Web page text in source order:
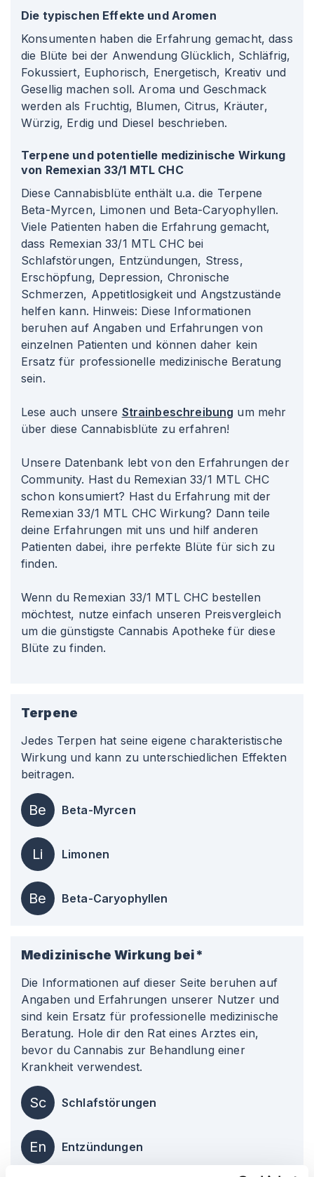
Die typischen Effekte und Aromen
Konsumenten haben die Erfahrung gemacht, dass
die Blüte bei der Anwendung Glücklich, Schläfrig,
Fokussiert, Euphorisch, Energetisch, Kreativ und
Gesellig machen soll. Aroma und Geschmack
werden als Fruchtig, Blumen, Citrus, Kräuter,
Würzig, Erdig und Diesel beschrieben.
Terpene und potentielle medizinische Wirkung
von Remexian 33/1 MTL CHC
Diese Cannabisblüte enthält u.a. die Terpene
Beta-Myrcen, Limonen und Beta-Caryophyllen.
Viele Patienten haben die Erfahrung gemacht,
dass Remexian 33/1 MTL CHC bei
Schlafstörungen, Entzündungen, Stress,
Erschöpfung, Depression, Chronische
Schmerzen, Appetitlosigkeit und Angstzustände
helfen kann. Hinweis: Diese Informationen
beruhen auf Angaben und Erfahrungen von
einzelnen Patienten und können daher kein
Ersatz für professionelle medizinische Beratung
sein.
Lese auch unsere Strainbeschreibung um mehr
über diese Cannabisblüte zu erfahren!
Unsere Datenbank lebt von den Erfahrungen der
Community. Hast du Remexian 33/1 MTL CHC
schon konsumiert? Hast du Erfahrung mit der
Remexian 33/1 MTL CHC Wirkung? Dann teile
deine Erfahrungen mit uns und hilf anderen
Patienten dabei, ihre perfekte Blüte für sich zu
finden.
Wenn du Remexian 33/1 MTL CHC bestellen
möchtest, nutze einfach unseren Preisvergleich
um die günstigste Cannabis Apotheke für diese
Blüte zu finden.
Terpene
Jedes Terpen hat seine eigene charakteristische
Wirkung und kann zu unterschiedlichen Effekten
beitragen.
Be Beta-Myrcen
Li Limonen
Be Beta-Caryophyllen
Medizinische Wirkung bei*
Die Informationen auf dieser Seite beruhen auf
Angaben und Erfahrungen unserer Nutzer und
sind kein Ersatz für professionelle medizinische
Beratung. Hole dir den Rat eines Arztes ein,
bevor du Cannabis zur Behandlung einer
Krankheit verwendest.
Sc Schlafstörungen
En Entzündungen